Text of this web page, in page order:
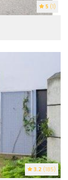
5 (1)
3.2 (185)